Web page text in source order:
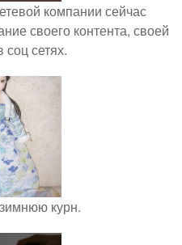
компании сейчас
своего контента, своей
сетях.
курн.